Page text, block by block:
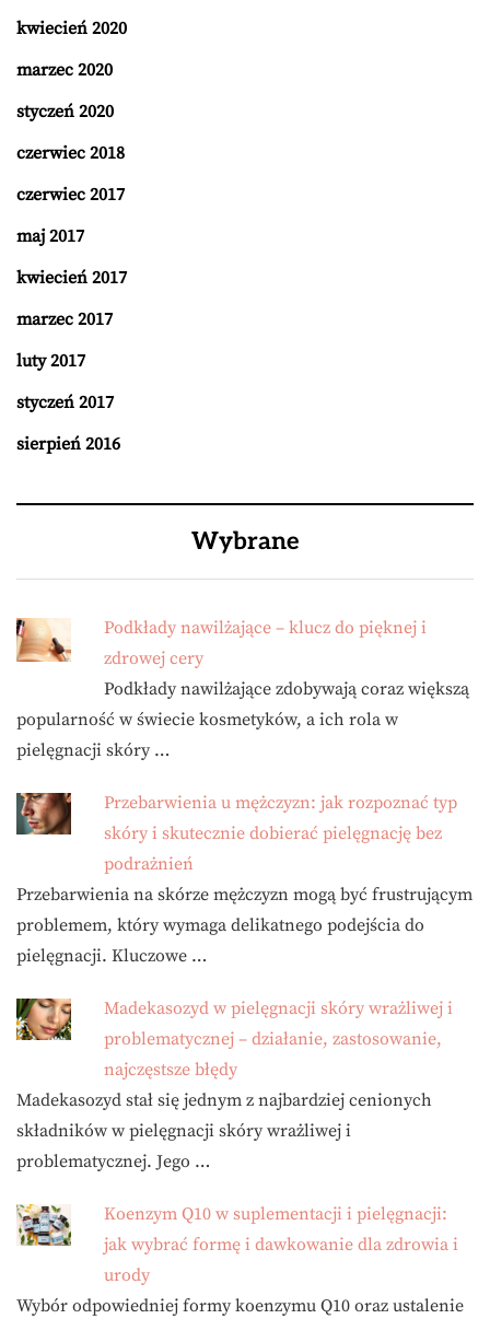
kwiecień 2020
marzec 2020
styczeń 2020
czerwiec 2018
czerwiec 2017
maj 2017
kwiecień 2017
marzec 2017
luty 2017
styczeń 2017
sierpień 2016
Wybrane
Podkłady nawilżające – klucz do pięknej i
zdrowej cery
Podkłady nawilżające zdobywają coraz większą
popularność w świecie kosmetyków, a ich rola w
pielęgnacji skóry …
Przebarwienia u mężczyzn: jak rozpoznać typ
skóry i skutecznie dobierać pielęgnację bez
podrażnień
Przebarwienia na skórze mężczyzn mogą być frustrującym
problemem, który wymaga delikatnego podejścia do
pielęgnacji. Kluczowe …
Madekasozyd w pielęgnacji skóry wrażliwej i
problematycznej – działanie, zastosowanie,
najczęstsze błędy
Madekasozyd stał się jednym z najbardziej cenionych
składników w pielęgnacji skóry wrażliwej i
problematycznej. Jego …
Koenzym Q10 w suplementacji i pielęgnacji:
jak wybrać formę i dawkowanie dla zdrowia i
urody
Wybór odpowiedniej formy koenzymu Q10 oraz ustalenie